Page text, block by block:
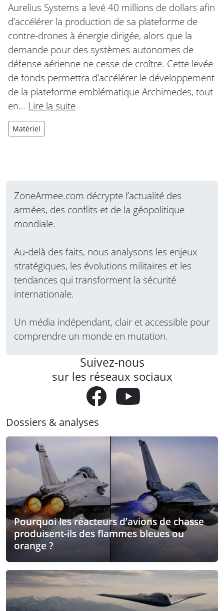
Aurelius Systems a levé 40 millions de dollars afin
d’accélérer la production de sa plateforme de
contre-drones à énergie dirigée, alors que la
demande pour des systèmes autonomes de
défense aérienne ne cesse de croître. Cette levée
de fonds permettra d’accélérer le développement
de la plateforme emblématique Archimedes, tout
en… Lire la suite
Matériel
ZoneArmee.com décrypte l’actualité des
armées, des conflits et de la géopolitique
mondiale.
Au-delà des faits, nous analysons les enjeux
stratégiques, les évolutions militaires et les
tendances qui transforment la sécurité
internationale.
Un média indépendant, clair et accessible pour
comprendre un monde en mutation.
Suivez-nous
sur les réseaux sociaux
Dossiers & analyses
Pourquoi les réacteurs d’avions de chasse
produisent-ils des flammes bleues ou
orange ?